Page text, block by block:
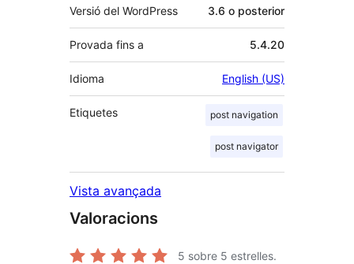
Versió del WordPress 3.6 o posterior
Provada fins a 5.4.20
Idioma English (US)
Etiquetes post navigation
post navigator
Vista avançada
Valoracions
5 sobre 5 estrelles.